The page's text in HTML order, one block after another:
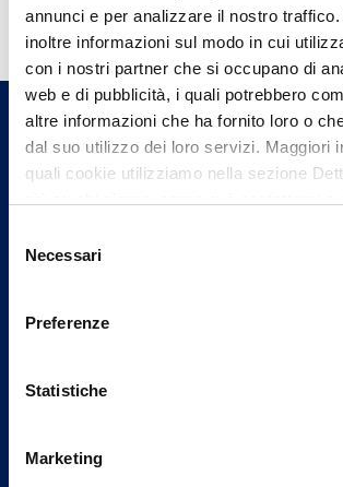
annunci e per analizzare il nostro
inoltre informazioni sul modo in cui
con i nostri partner che si occupano di
web e di pubblicità, i quali potrebbero
altre informazioni che ha fornito loro o
dal suo utilizzo dei loro servizi. Maggiori
quali cookie utilizziamo nella sezione
può trovare nel footer del sito nella
delNecessari
Preferenze
Statistiche
Marketing
informazioni?
Trova l'Agenzia più vicina a te
un nostro Agente.
Contattaci